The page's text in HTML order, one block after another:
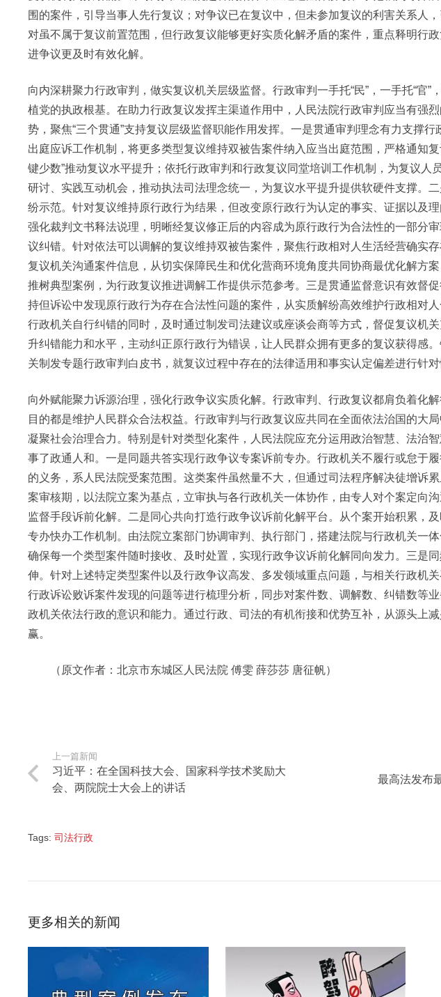
围的案件，引导当事人先行复议；对争议已在复议中，但未参加复议的利害关系人
对虽不属于复议前置范围，但行政复议能够更好实质化解矛盾的案件，重点释明行
进争议更及时有效化解。
向内深耕聚力行政审判，做实复议机关层级监督。行政审判一手托“民”，一手托“官”
植党的执政根基。在助力行政复议发挥主渠道作用中，人民法院行政审判应当有强
势，聚焦“三个贯通”支持复议层级监督职能作用发挥。一是贯通审判理念有力支撑行
出庭应诉工作机制，将更多类型复议维持双被告案件纳入应当出庭范围，严格通知
键少数”推动复议水平提升；依托行政审判和行政复议同堂培训工作机制，为复议人
研讨、实践互动机会，推动执法司法理念统一，为复议水平提升提供软硬件支撑。
纷示范。针对复议维持原行政行为结果，但改变原行政行为认定的事实、证据以及
强化裁判文书释法说理，明晰经复议修正后的内容成为原行政行为合法性的一部分
议纠错。针对依法可以调解的复议维持双被告案件，聚焦行政相对人生活经营确实
复议机关沟通案件信息，从切实保障民生和优化营商环境角度共同协商最优化解方
推树典型案例，为行政复议推进调解工作提供示范参考。三是贯通监督意识有效督
持但诉讼中发现原行政行为存在合法性问题的案件，从实质解纷高效维护行政相对
行政机关自行纠错的同时，及时通过制发司法建议或座谈会商等方式，督促复议机
升纠错能力和水平，主动纠正原行政行为错误，让人民群众拥有更多的复议获得感
关制发专题行政审判白皮书，就复议过程中存在的法律适用和事实认定偏差进行针对
向外赋能聚力诉源治理，强化行政争议实质化解。行政审判、行政复议都肩负着化
目的都是维护人民群众合法权益。行政审判与行政复议应共同在全面依法治国的大
凝聚社会治理合力。特别是针对类型化案件，人民法院应充分运用政治智慧、法治
事了政通人和。一是同题共答实现行政争议专案诉前专办。行政机关不履行或怠于
的义务，系人民法院受案范围。这类案件虽然量不大，但通过司法程序解决徒增诉
案审核期，以法院立案为基点，立审执与各行政机关一体协作，由专人对个案定向
监督手段诉前化解。二是同心共向打造行政争议诉前化解平台。从个案开始积累，
专办快办工作机制。由法院立案部门协调审判、执行部门，搭建法院与行政机关一
确保每一个类型案件随时接收、及时处置，实现行政争议诉前化解同向发力。三是
伸。针对上述特定类型案件以及行政争议高发、多发领域重点问题，与相关行政机关
行政诉讼败诉案件发现的问题等进行梳理分析，同步对案件数、调解数、纠错数等
政机关依法行政的意识和能力。通过行政、司法的有机衔接和优势互补，从源头上
赢。
（原文作者：北京市东城区人民法院 傅雯 薛莎莎 唐征帆）
上一篇新闻
习近平：在全国科技大会、国家科学技术奖励大
会、两院院士大会上的讲话
最高法发布
Tags: 司法行政
更多相关的新闻